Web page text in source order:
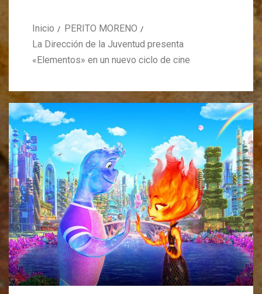
Inicio
PERITO MORENO
La Dirección de la Juventud presenta
«Elementos» en un nuevo ciclo de cine